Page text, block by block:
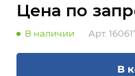
Цена по запр
В наличии Арт.
В